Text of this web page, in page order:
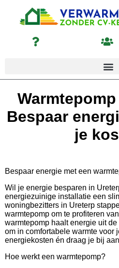
Bespaar
je
Bespaar energie met een
Wil je energie besparen in
energiezuinige installatie een
woningbezitters in Ureterp
warmtepomp om te profiteren
warmtepomp haalt energie uit
om in comfortabele warmte voor
energiekosten én draag je bij
Hoe werkt een warmtepomp?